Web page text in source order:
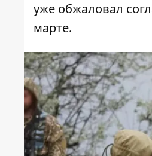
уже обжаловал
марте.